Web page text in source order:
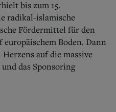
bis zum 15.
radikal-islamische
Fördermittel für den
europäischem Boden. Dann
auf die massive
das Sponsoring